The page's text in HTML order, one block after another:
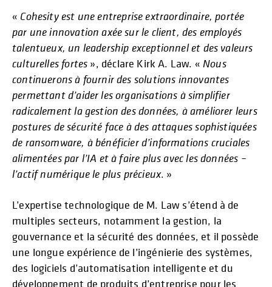
« Cohesity est une entreprise extraordinaire, portée
par une innovation axée sur le client, des employés
talentueux, un leadership exceptionnel et des valeurs
culturelles fortes », déclare Kirk A. Law. «Nous
continuerons à fournir des solutions innovantes
permettant d’aider les organisations à simplifier
radicalement la gestion des données, à améliorer leurs
postures de sécurité face à des attaques sophistiquées
de ransomware, à bénéficier d’informations cruciales
alimentées par l’IA et à faire plus avec les données –
l’actif numérique le plus précieux. »
L’expertise technologique de M. Law s’étend à de
multiples secteurs, notamment la gestion, la
gouvernance et la sécurité des données, et il possède
une longue expérience de l’ingénierie des systèmes,
des logiciels d’automatisation intelligente et du
développement de produits d’entreprise pour les